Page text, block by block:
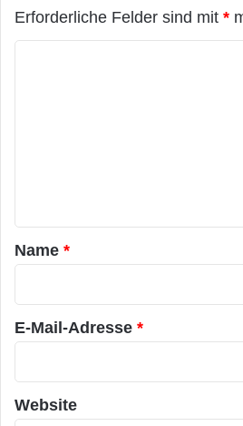
Erforderliche Felder sind mit *
a
r
*
Name *
E-Mail-Adresse *
Website